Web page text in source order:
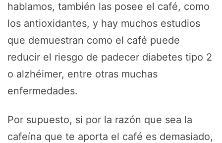
hablamos, también las posee el café, como
los antioxidantes, y hay muchos estudios
que demuestran como el café puede
reducir el riesgo de padecer diabetes tipo 2
o alzhéimer, entre otras muchas
enfermedades.
Por supuesto, si por la razón que sea la
cafeína que te aporta el café es demasiado,